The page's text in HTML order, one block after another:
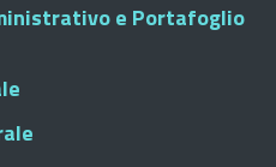
e Portafoglio